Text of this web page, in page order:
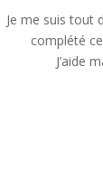
Je me suis tout
complété
J’aide